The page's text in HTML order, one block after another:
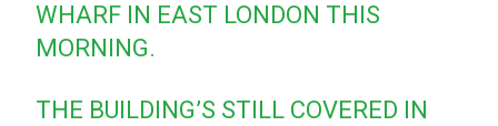
WHARF IN EAST LONDON THIS
MORNING.
THE BUILDING’S STILL COVERED IN